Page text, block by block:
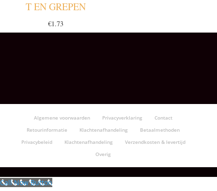
T EN GREPEN
€1.73
Algemene voorwaarden Privacyverklaring
Contact
Retourinformatie
Klachtenafhandeling
Betaalmethoden
Privacybeleid
Klachtenafhandeling
Verzendkosten & levertijd
Overig
Call Now Button